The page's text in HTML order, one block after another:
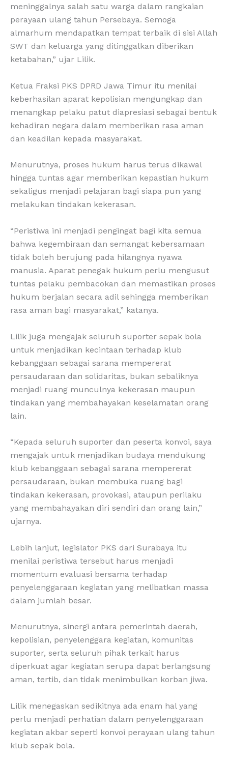
meninggalnya salah satu warga dalam rangkaian
perayaan ulang tahun Persebaya. Semoga
almarhum mendapatkan tempat terbaik di sisi Allah
SWT dan keluarga yang ditinggalkan diberikan
ketabahan,” ujar Lilik.
Ketua Fraksi PKS DPRD Jawa Timur itu menilai
keberhasilan aparat kepolisian mengungkap dan
menangkap pelaku patut diapresiasi sebagai bentuk
kehadiran negara dalam memberikan rasa aman
dan keadilan kepada masyarakat.
Menurutnya, proses hukum harus terus dikawal
hingga tuntas agar memberikan kepastian hukum
sekaligus menjadi pelajaran bagi siapa pun yang
melakukan tindakan kekerasan.
“Peristiwa ini menjadi pengingat bagi kita semua
bahwa kegembiraan dan semangat kebersamaan
tidak boleh berujung pada hilangnya nyawa
manusia. Aparat penegak hukum perlu mengusut
tuntas pelaku pembacokan dan memastikan proses
hukum berjalan secara adil sehingga memberikan
rasa aman bagi masyarakat,” katanya.
Lilik juga mengajak seluruh suporter sepak bola
untuk menjadikan kecintaan terhadap klub
kebanggaan sebagai sarana mempererat
persaudaraan dan solidaritas, bukan sebaliknya
menjadi ruang munculnya kekerasan maupun
tindakan yang membahayakan keselamatan orang
lain.
“Kepada seluruh suporter dan peserta konvoi, saya
mengajak untuk menjadikan budaya mendukung
klub kebanggaan sebagai sarana mempererat
persaudaraan, bukan membuka ruang bagi
tindakan kekerasan, provokasi, ataupun perilaku
yang membahayakan diri sendiri dan orang lain,”
ujarnya.
Lebih lanjut, legislator PKS dari Surabaya itu
menilai peristiwa tersebut harus menjadi
momentum evaluasi bersama terhadap
penyelenggaraan kegiatan yang melibatkan massa
dalam jumlah besar.
Menurutnya, sinergi antara pemerintah daerah,
kepolisian, penyelenggara kegiatan, komunitas
suporter, serta seluruh pihak terkait harus
diperkuat agar kegiatan serupa dapat berlangsung
aman, tertib, dan tidak menimbulkan korban jiwa.
Lilik menegaskan sedikitnya ada enam hal yang
perlu menjadi perhatian dalam penyelenggaraan
kegiatan akbar seperti konvoi perayaan ulang tahun
klub sepak bola.